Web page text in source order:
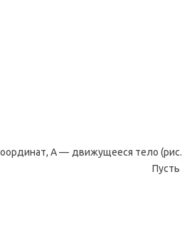
A — движущееся тело (рис.